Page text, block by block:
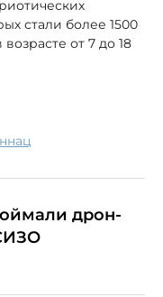
стали более 1500
от 7 до 18
дрон-